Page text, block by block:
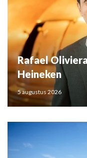
Rafael
Heineken
5 augustus 2026